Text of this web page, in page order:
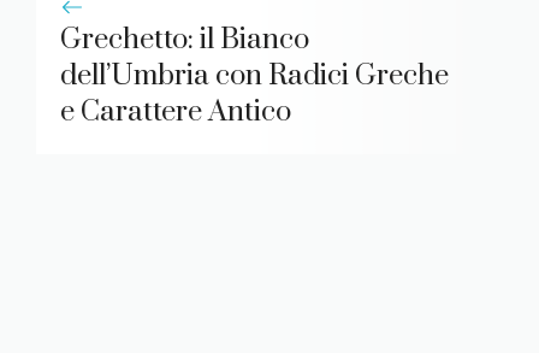
Grechetto: il Bianco
dell’Umbria con Radici Greche
e Carattere Antico